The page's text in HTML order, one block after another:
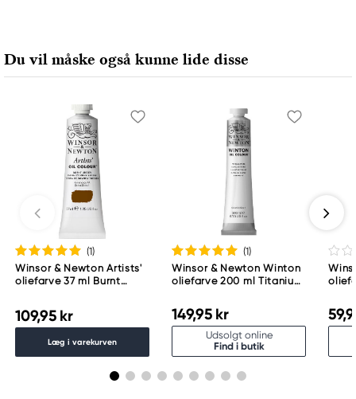
Du vil måske også kunne lide disse
(1)
Winsor & Newton Artists'
oliefarve 37 ml Burnt
109,95 kr
Læg i varekurven
(1)
Winsor & Newton Winton
oliefarve 200 ml Titanium
149,95 kr
Udsolgt online
Find i butik